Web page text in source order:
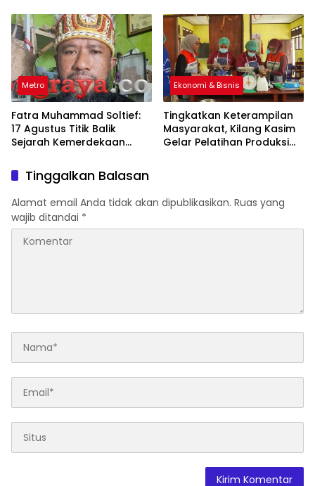
Metro
Fatra Muhammad Soltief:
17 Agustus Titik Balik
Sejarah Kemerdekaan
Ekonomi & Bisnis
Tingkatkan Keterampilan
Masyarakat, Kilang Kasim
Gelar Pelatihan Produksi
Tinggalkan Balasan
Alamat email Anda tidak akan dipublikasikan. Ruas yang
wajib ditandai *